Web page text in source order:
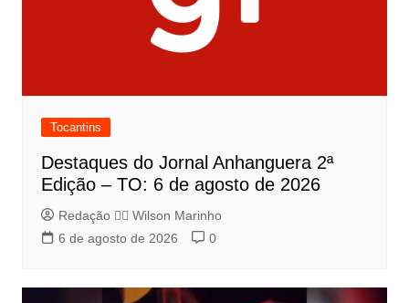
Tocantins
Destaques do Jornal Anhanguera 2ª
Edição – TO: 6 de agosto de 2026
Redação 👨‍⚖️​ Wilson Marinho
6 de agosto de 2026
0